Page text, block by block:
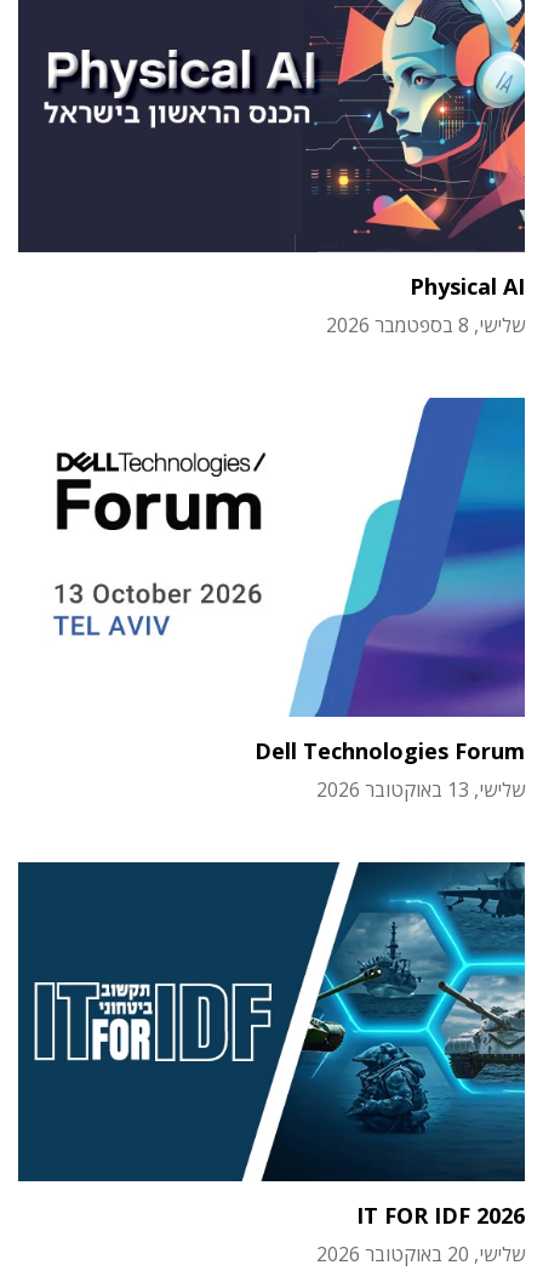
Physical AI
שלישי, 8 בספטמבר 2026
Dell Technologies Forum
שלישי, 13 באוקטובר 2026
IT FOR IDF 2026
שלישי, 20 באוקטובר 2026